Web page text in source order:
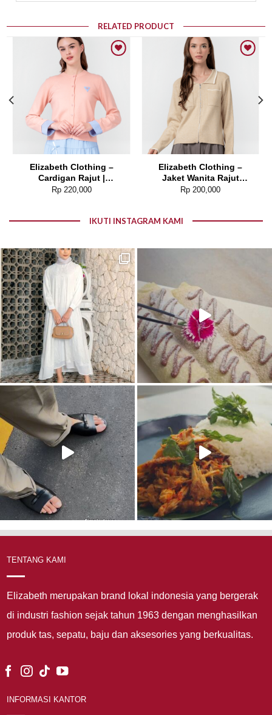
RELATED PRODUCT
Add to wishlist
Elizabeth Clothing –
Cardigan Rajut |
Kancing Depan 0559-
Rp220,000
Add to wishlist
Elizabeth Clothing –
Jaket Wanita Rajut
0559-2960
Rp 200,000
IKUTI INSTAGRAM KAMI
TENTANG KAMI
Elizabeth merupakan brand lokal indonesia yang bergerak
di industri fashion sejak tahun 1963 dengan menghasilkan
produk tas, sepatu, baju dan aksesories yang berkualitas.
INFORMASI KANTOR